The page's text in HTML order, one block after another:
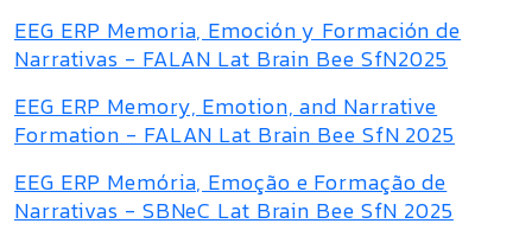
EEG ERP Memoria, Emoción y Formación de
Narrativas - FALAN Lat Brain Bee SfN2025
EEG ERP Memory, Emotion, and Narrative
Formation - FALAN Lat Brain Bee SfN 2025
EEG ERP Memória, Emoção e Formação de
Narrativas - SBNeC Lat Brain Bee SfN 2025